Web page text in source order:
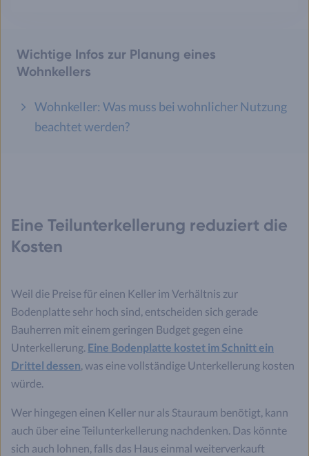
Wichtige Infos zur Planung eines
Wohnkellers
Wohnkeller: Was muss bei wohnlicher Nutzung
beachtet werden?
Eine Teilunterkellerung reduziert die
Kosten
Weil die Preise für einen Keller im Verhältnis zur
Bodenplatte sehr hoch sind, entscheiden sich gerade
Bauherren mit einem geringen Budget gegen eine
Unterkellerung. Eine Bodenplatte kostet im Schnitt ein
Drittel dessen, was eine vollständige Unterkellerung kosten
würde.
Wer hingegen einen Keller nur als Stauraum benötigt, kann
auch über eine Teilunterkellerung nachdenken. Das könnte
sich auch lohnen, falls das Haus einmal weiterverkauft